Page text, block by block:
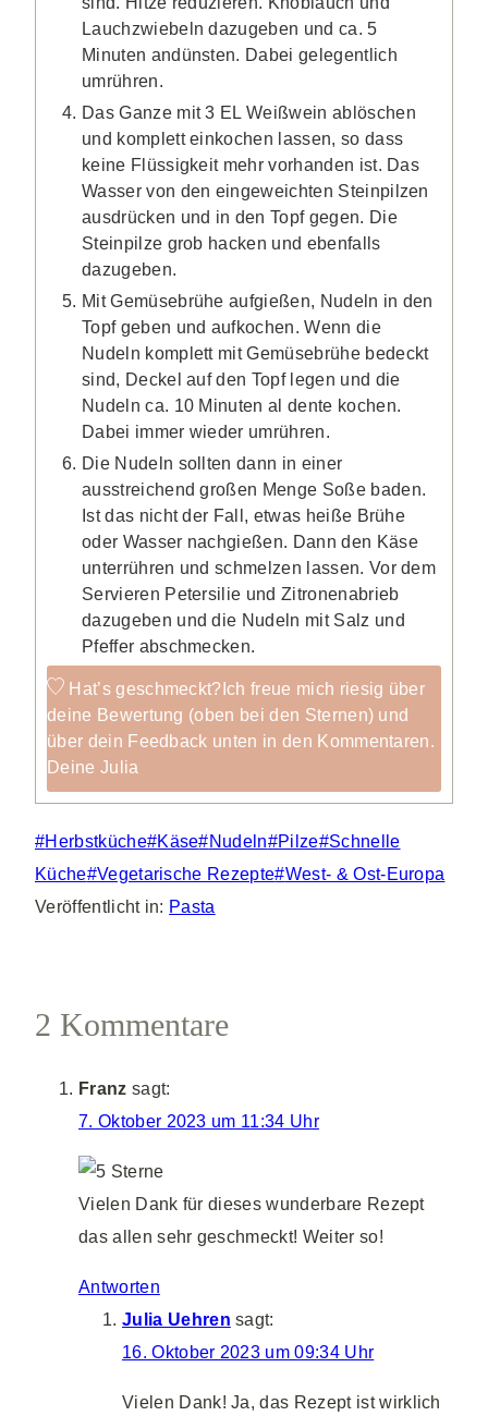
Lauchzwiebeln dazugeben und ca. 5
Minuten andünsten. Dabei gelegentlich
umrühren.
Das Ganze mit 3 EL Weißwein ablöschen
und komplett einkochen lassen, so dass
keine Flüssigkeit mehr vorhanden ist. Das
Wasser von den eingeweichten Steinpilzen
ausdrücken und in den Topf gegen. Die
Steinpilze grob hacken und ebenfalls
dazugeben.
Mit Gemüsebrühe aufgießen, Nudeln in den
Topf geben und aufkochen. Wenn die
Nudeln komplett mit Gemüsebrühe bedeckt
sind, Deckel auf den Topf legen und die
Nudeln ca. 10 Minuten al dente kochen.
Dabei immer wieder umrühren.
Die Nudeln sollten dann in einer
ausstreichend großen Menge Soße baden.
Ist das nicht der Fall, etwas heiße Brühe
oder Wasser nachgießen. Dann den Käse
unterrühren und schmelzen lassen. Vor dem
Servieren Petersilie und Zitronenabrieb
dazugeben und die Nudeln mit Salz und
Pfeffer abschmecken.
Hat’s geschmeckt? Ich freue mich riesig über
deine Bewertung (oben bei den Sternen) und
über dein Feedback unten in den Kommentaren.
Deine Julia
Schlagworte:
#Herbstküche#Käse#Nudeln#Pilze#Schnelle
Küche#Vegetarische Rezepte#West- & Ost-Europa
Veröffentlicht in: Pasta
2 Kommentare
Franz sagt:
7. Oktober 2023 um 11:34 Uhr
Vielen Dank für dieses wunderbare Rezept
das allen sehr geschmeckt! Weiter so!
Antworten
Julia Uehren sagt:
16. Oktober 2023 um 09:34 Uhr
Vielen Dank! Ja, das Rezept ist wirklich